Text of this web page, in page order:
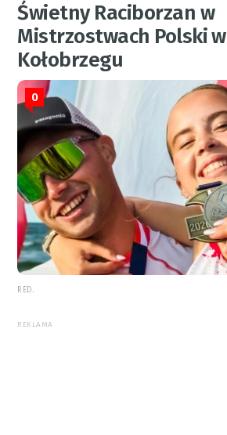
Świetny Raciborzan w
Mistrzostwach Polski w
Kołobrzegu
0
RED.
REKLAMA